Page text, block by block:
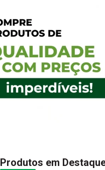
Produtos em